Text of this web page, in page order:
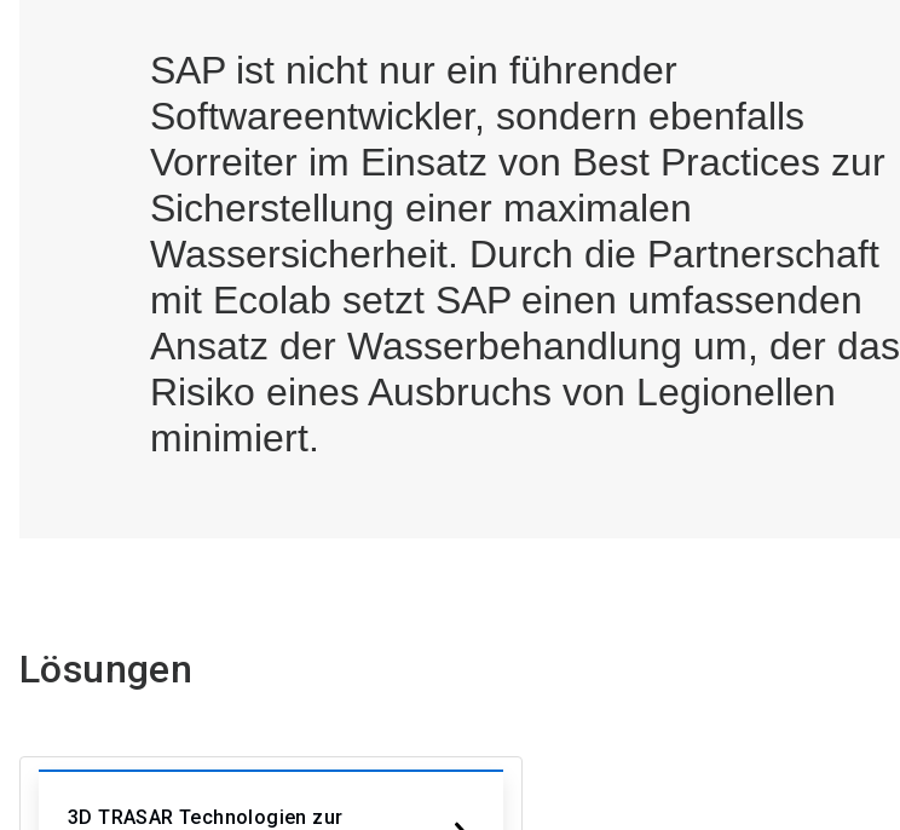
SAP ist nicht nur ein führender
Softwareentwickler, sondern ebenfalls
Vorreiter im Einsatz von Best Practices zur
Sicherstellung einer maximalen
Wassersicherheit. Durch die Partnerschaft
mit Ecolab setzt SAP einen umfassenden
Ansatz der Wasserbehandlung um, der das
Risiko eines Ausbruchs von Legionellen
minimiert.
Lösungen
3D TRASAR Technologien zur